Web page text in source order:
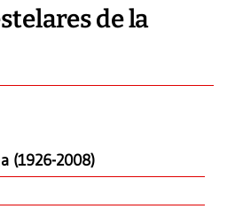
de la
(1926-2008)